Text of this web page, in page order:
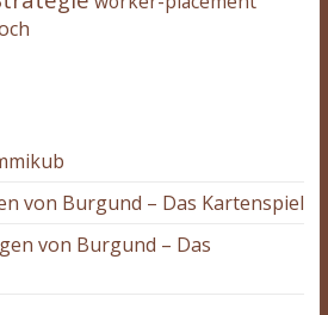
von Burgund – Das Kartenspiel
von Burgund – Das